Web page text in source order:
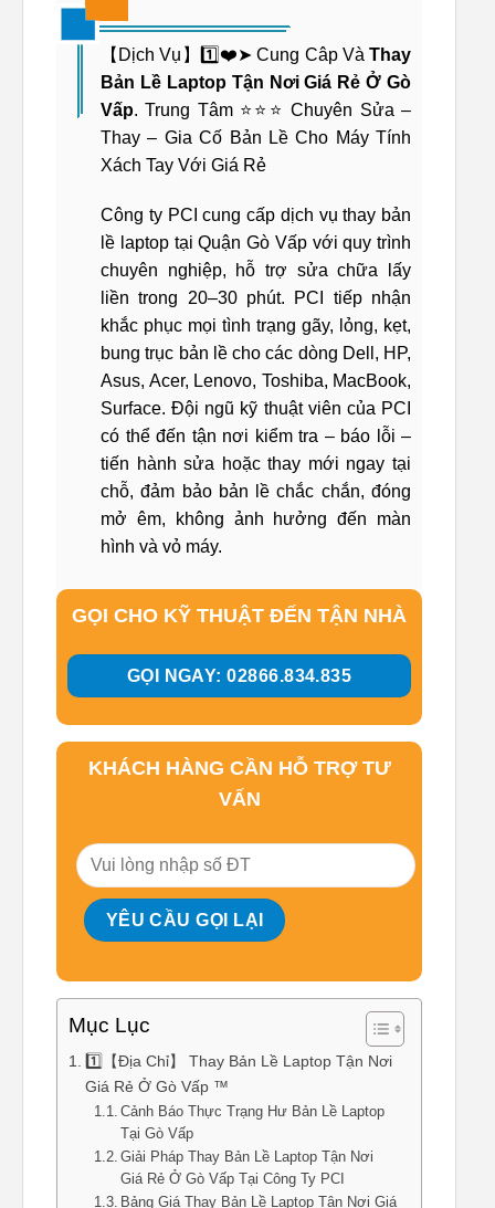
【Dịch Vụ】1️⃣❤️➤ Cung Câp Và Thay
Bản Lề Laptop Tận Nơi Giá Rẻ Ở Gò
Vấp. Trung Tâm ⭐⭐⭐ Chuyên Sửa –
Thay – Gia Cố Bản Lề Cho Máy Tính
Xách Tay Với Giá Rẻ
Công ty PCI cung cấp dịch vụ thay bản
lề laptop tại Quận Gò Vấp với quy trình
chuyên nghiệp, hỗ trợ sửa chữa lấy
liền trong 20–30 phút. PCI tiếp nhận
khắc phục mọi tình trạng gãy, lỏng, kẹt,
bung trục bản lề cho các dòng Dell, HP,
Asus, Acer, Lenovo, Toshiba, MacBook,
Surface. Đội ngũ kỹ thuật viên của PCI
có thể đến tận nơi kiểm tra – báo lỗi –
tiến hành sửa hoặc thay mới ngay tại
chỗ, đảm bảo bản lề chắc chắn, đóng
mở êm, không ảnh hưởng đến màn
hình và vỏ máy.
GỌI CHO KỸ THUẬT ĐẾN TẬN NHÀ
GỌI NGAY: 02866.834.835
KHÁCH HÀNG CẦN HỖ TRỢ TƯ
VẤN
Mục Lục
1️⃣【Địa Chỉ】 Thay Bản Lề Laptop Tận Nơi
Giá Rẻ Ở Gò Vấp ™
Cảnh Báo Thực Trạng Hư Bản Lề Laptop
Tại Gò Vấp
Giải Pháp Thay Bản Lề Laptop Tận Nơi
Giá Rẻ Ở Gò Vấp Tại Công Ty PCI
Bảng Giá Thay Bản Lề Laptop Tận Nơi Giá